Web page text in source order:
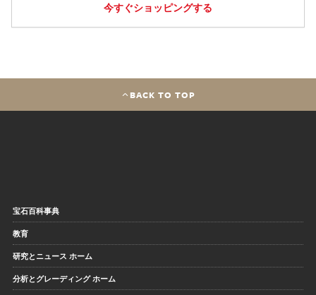
今すぐショッピングする
BACK TO TOP
宝石百科事典
教育
研究とニュース ホーム
分析とグレーディング ホーム